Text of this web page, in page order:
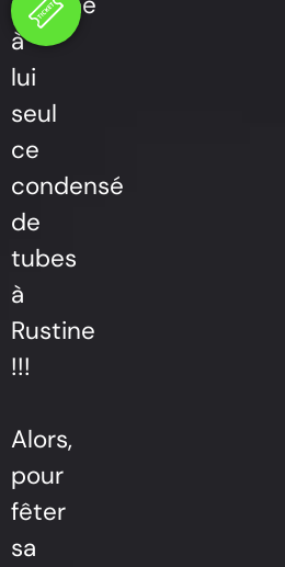
à
lui
seul
ce
condensé
de
tubes
à
Rustine
!!!
Alors,
pour
fêter
sa